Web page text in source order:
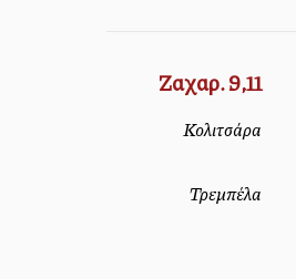
Ζαχαρ. 9,11
Κολιτσάρα
Τρεμπέλα